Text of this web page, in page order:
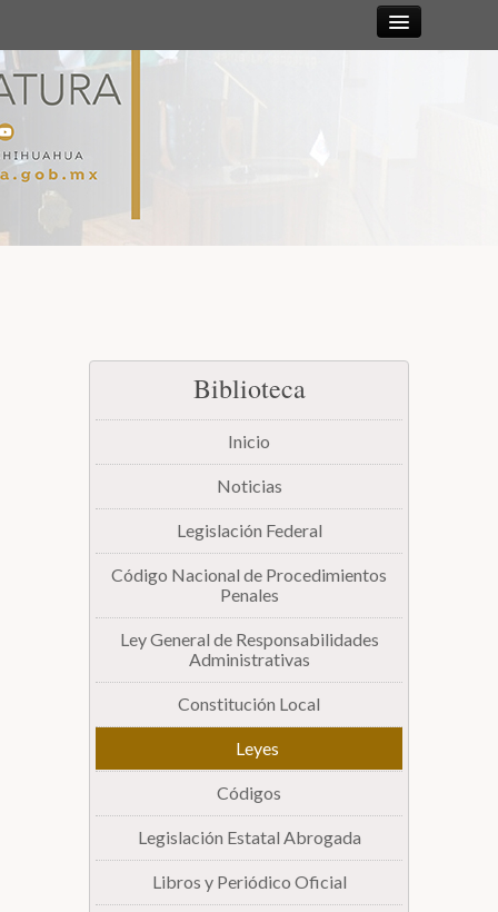
Junta de Coordinación Política
Comisiones
Biblioteca
Secretarías
Transparencia
Biblioteca
Inicio
Noticias
Legislación Federal
Código Nacional de Procedimientos
Penales
Ley General de Responsabilidades
Administrativas
Constitución Local
Leyes
Códigos
Legislación Estatal Abrogada
Libros y Periódico Oficial